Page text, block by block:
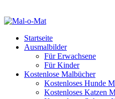
Startseite
Ausmalbilder
Für Erwachsene
Für Kinder
Kostenlose Malbücher
Kostenloses Hunde
Kostenloses Katzen